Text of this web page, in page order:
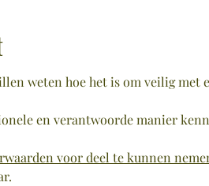
weten hoe het is om veilig met
en verantwoorde manier
voor deel te kunnen